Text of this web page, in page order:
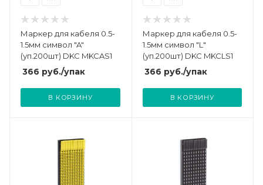
Маркер для кабеля 0.5-
1.5мм символ "A"
(уп.200шт) DKC MKCAS1
366 руб./упак
В КОРЗИНУ
Маркер для кабеля 0.5-
1.5мм символ "L"
(уп.200шт) DKC MKCLS1
366 руб./упак
В КОРЗИНУ